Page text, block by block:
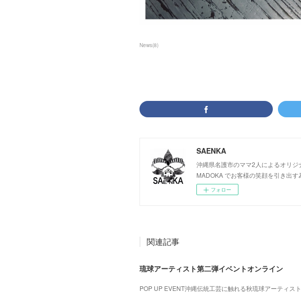
News(8)
SAENKA
沖縄県名護市のママ2人によるオリ
MADOKA でお客様の笑顔を引き出
フォロー
関連記事
琉球アーティスト第二弾イベントオンライン
POP UP EVENT沖縄伝統工芸に触れる秋琉球アーティス